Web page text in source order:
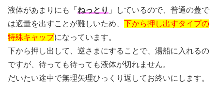
液体があまりにも「 ねっとり 」しているので、普通の蓋で
は適量を出すことが難しいため、 下から押し出すタイプの
特殊キャップになっています。
下から押し出して、逆さまにすることで、湯船に入れるの
ですが、待っても待っても液体が切れません。
だいたい途中で無理矢理ひっくり返してお終いにします。